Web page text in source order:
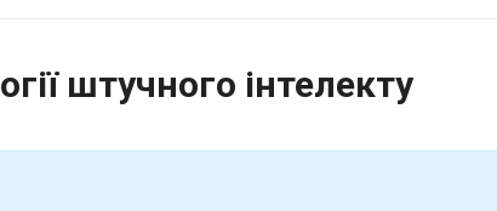
штучного інтелекту